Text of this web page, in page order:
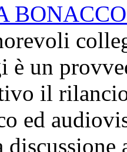
è un
il
ed